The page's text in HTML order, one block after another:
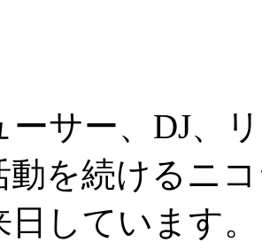
ーサー、DJ、
動を続けるニ
しています。